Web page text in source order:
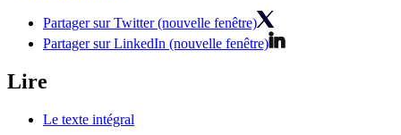
Partager sur Twitter (nouvelle fenêtre)
Partager sur LinkedIn (nouvelle fenêtre)
Lire
Le texte intégral